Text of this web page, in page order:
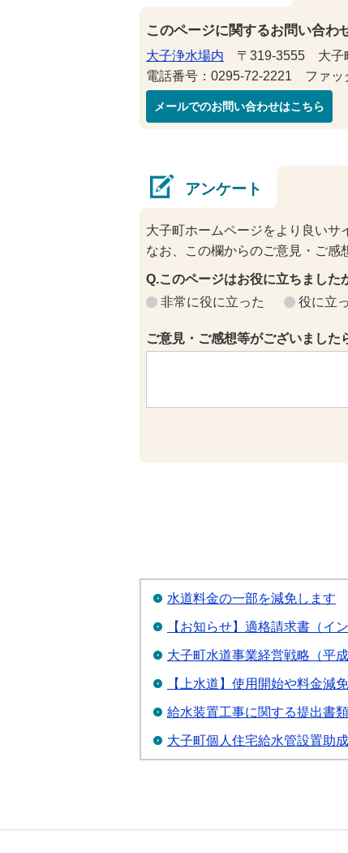
このページに関するお問い合わ
大子浄水場内 〒319-3555 大子
電話番号：0295-72-2221 ファッ
メールでのお問い合わせはこちら
アンケート
大子町ホームページをより良い
なお、この欄からのご意見・ご感
Q.このページはお役に立ちました
非常に役に立った
役に立
ご意見・ご感想等がございました
水道料金の一部を減免します
【お知らせ】適格請求書（イ
大子町水道事業経営戦略（平
【上水道】使用開始や料金減
給水装置工事に関する提出書類
大子町個人住宅給水管設置助